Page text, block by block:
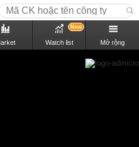
Watch list
New
Mở rộng